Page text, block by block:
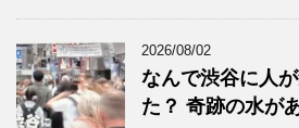
2026/08/02
なんで渋谷に人
た？ 奇跡の水が